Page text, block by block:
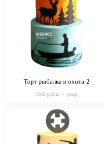
Торт рыбалка и охота-2
2000 руб/кг + декор